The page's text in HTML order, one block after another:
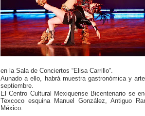
en la Sala de Conciertos “Elisa Carrillo”.
Aunado a ello, habrá muestra gastronómica y
septiembre.
El Centro Cultural Mexiquense Bicentenario se
Texcoco esquina Manuel González, Antiguo
México.